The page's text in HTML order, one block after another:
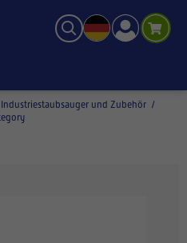
Industriestaubsauger und Zubehör /